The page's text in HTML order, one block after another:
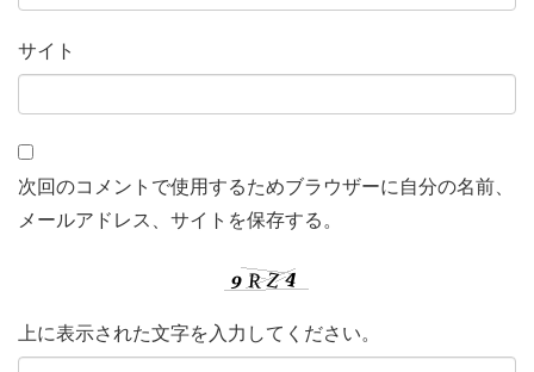
サイト
次回のコメントで使用するためブラウザーに自分の名前、
メールアドレス、サイトを保存する。
上に表示された文字を入力してください。